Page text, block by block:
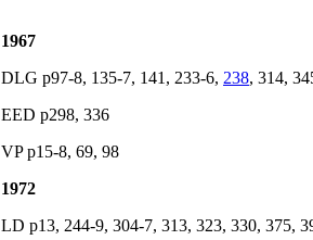
1967
DLG p97-8, 135-7, 141, 233-6, 238, 314,
EED p298, 336
VP p15-8, 69, 98
1972
LD p13, 244-9, 304-7, 313, 323, 330, 375,